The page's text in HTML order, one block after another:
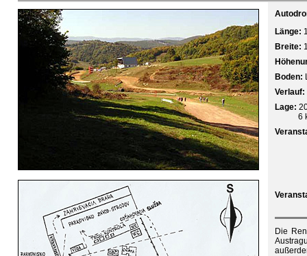
Länge:
Breite:
Boden:
Verlauf:
Lage:
6
Die